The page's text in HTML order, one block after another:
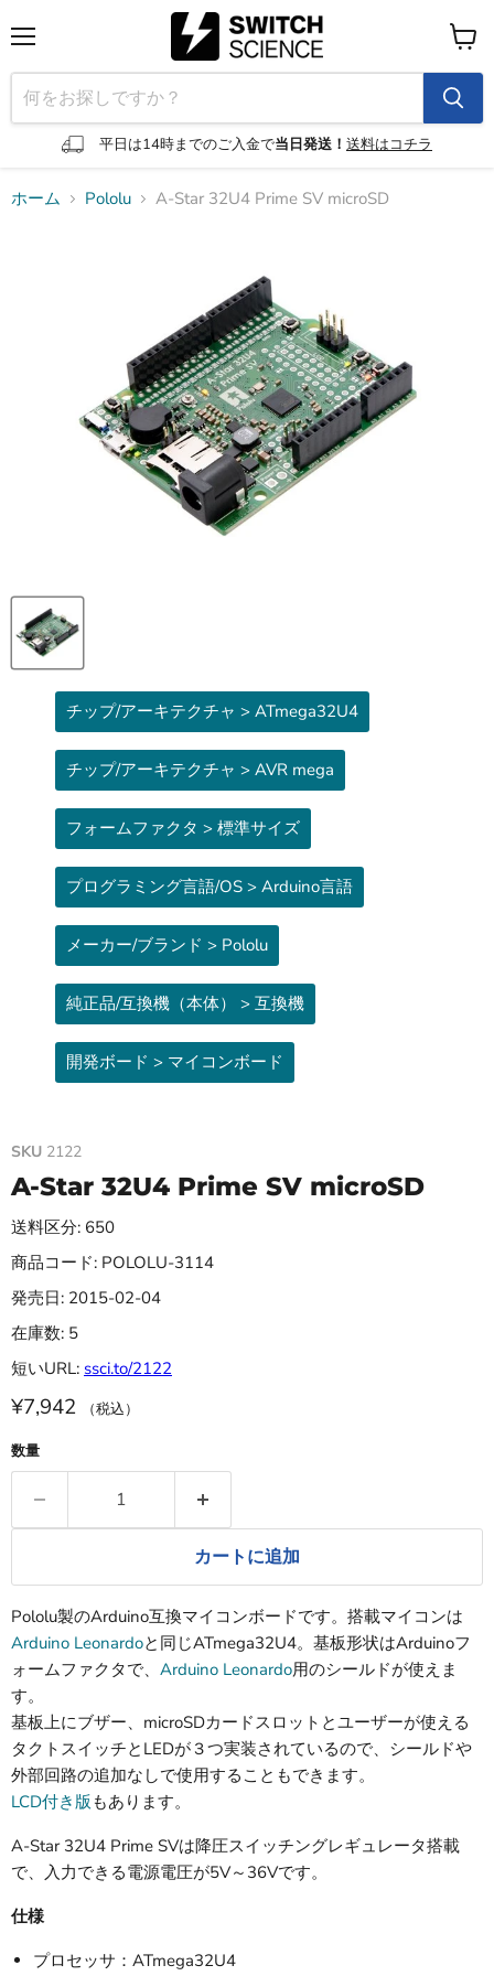
ニ
ュ
ー
平日は14時までのご入金で当日発送！ 送料はコチラ
カ
ー
ト
を
見
ホーム Pololu A-Star 32U4 Prime SV microSD
チップ/アーキテクチャ > ATmega32U4
チップ/アーキテクチャ > AVR mega
フォームファクタ > 標準サイズ
プログラミング言語/OS > Arduino言語
メーカー/ブランド > Pololu
純正品/互換機（本体） > 互換機
開発ボード > マイコンボード
SKU 2122
A-Star 32U4 Prime SV microSD
送料区分: 650
商品コード: POLOLU-3114
発売日: 2015-02-04
在庫数: 5
短いURL: ssci.to/2122
¥7,942 （税込）
数量
カートに追加
Pololu製のArduino互換マイコンボードです。搭載マイコンは
Arduino Leonardoと同じATmega32U4。基板形状はArduinoフ
ォームファクタで、 Arduino Leonardo用のシールドが使えま
す。
基板上にブザー、microSDカードスロットとユーザーが使える
タクトスイッチとLEDが３つ実装されているので、シールドや
外部回路の追加なしで使用することもできます。
LCD付き版もあります。
A-Star 32U4 Prime SVは降圧スイッチングレギュレータ搭載
で、入力できる電源電圧が5V～36Vです。
仕様
プロセッサ：ATmega32U4